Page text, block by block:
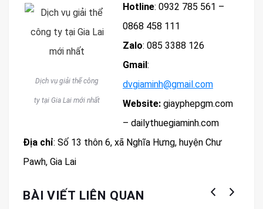
Dịch vụ giải thể công
ty tại Gia Lai mới nhất
Hotline: 0932 785 561 –
0868 458 111
Zalo: 085 3388 126
Gmail:
dvgiaminh@gmail.com
Website: giayphepgm.com
– dailythuegiaminh.com
Địa chỉ: Số 13 thôn 6, xã Nghĩa Hưng, huyện Chư
Pawh, Gia Lai
BÀI VIẾT LIÊN QUAN